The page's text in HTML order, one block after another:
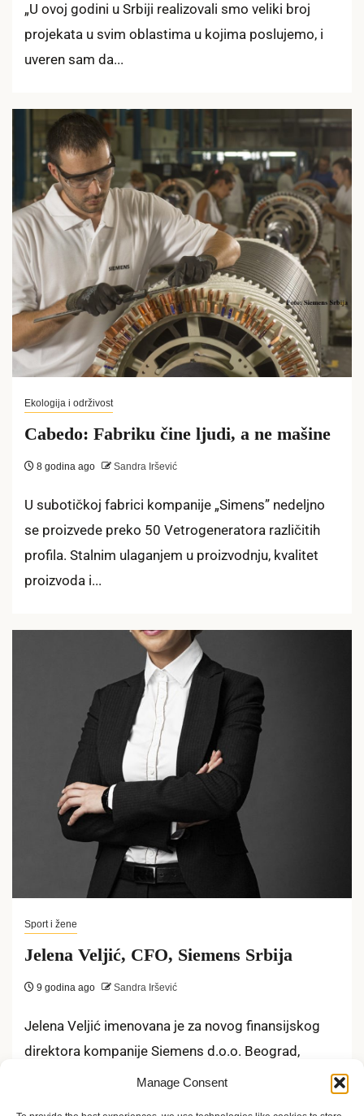
Manage Consent
„U ovoj godini u Srbiji realizovali smo veliki broj
projekata u svim oblastima u kojima poslujemo, i
uveren sam da...
Ekologija i održivost
Cabedo: Fabriku čine ljudi, a ne mašine
8 godina ago Sandra Iršević
U subotičkoj fabrici kompanije „Simens” nedeljno
se proizvede preko 50 Vetrogeneratora različitih
profila. Stalnim ulaganjem u proizvodnju, kvalitet
proizvoda i...
Sport i žene
Jelena Veljić, CFO, Siemens Srbija
9 godina ago Sandra Iršević
Jelena Veljić imenovana je za novog finansijskog
direktora kompanije Siemens d.o.o. Beograd,
počev od 01. avgusta 2017. godine. Jelena Veljić...